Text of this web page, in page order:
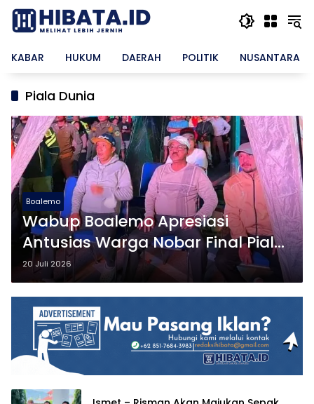
Langsung
konten
KABAR
HUKUM DAERAH POLITIK NUSANTARA
Piala Dunia
Boalemo
Wabup Boalemo Apresiasi
Antusias Warga Nobar Final Piala
Dunia
20 Juli 2026